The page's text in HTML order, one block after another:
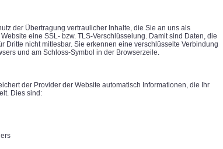
der Übertragung vertraulicher Inhalte, die Sie an uns als
eine SSL- bzw. TLS-Verschlüsselung. Damit sind Daten, die
Dritte nicht mitlesbar. Sie erkennen eine verschlüsselte Verbindung
und am Schloss-Symbol in der Browserzeile.
der Provider der Website automatisch Informationen, die Ihr
Dies sind: